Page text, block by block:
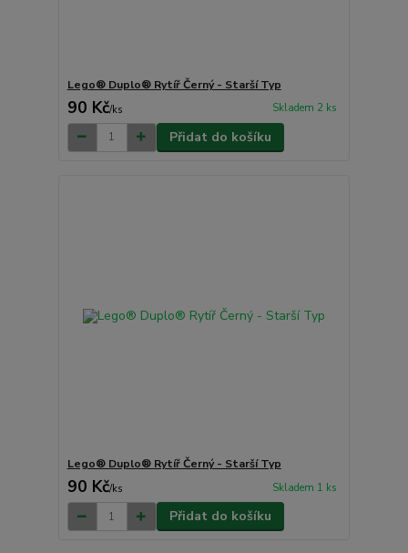
Lego® Duplo® Rytíř Černý - Starší Typ
90 Kč/ks Skladem 2 ks
Přidat do košíku
Lego® Duplo® Rytíř Černý - Starší Typ
90 Kč/ks Skladem 1 ks
Přidat do košíku